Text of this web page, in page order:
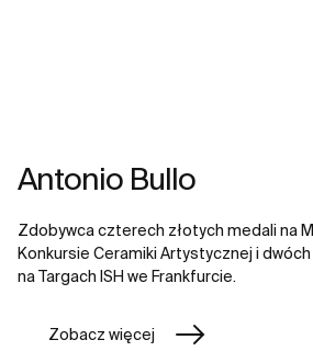
Antonio Bullo
Zdobywca czterech złotych medali na
Konkursie Ceramiki Artystycznej i
na Targach ISH we Frankfurcie.
Zobacz więcej